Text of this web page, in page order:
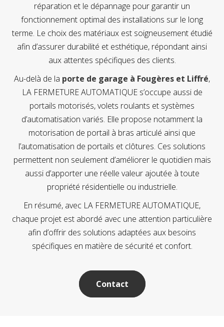
réparation et le dépannage pour garantir un
fonctionnement optimal des installations sur le long
terme. Le choix des matériaux est soigneusement étudié
afin d’assurer durabilité et esthétique, répondant ainsi
aux attentes spécifiques des clients.
Au-delà de la porte de garage à Fougères et Liffré,
LA FERMETURE AUTOMATIQUE s’occupe aussi de
portails motorisés, volets roulants et systèmes
d’automatisation variés. Elle propose notamment la
motorisation de portail à bras articulé ainsi que
l’automatisation de portails et clôtures. Ces solutions
permettent non seulement d’améliorer le quotidien mais
aussi d’apporter une réelle valeur ajoutée à toute
propriété résidentielle ou industrielle.
En résumé, avec LA FERMETURE AUTOMATIQUE,
chaque projet est abordé avec une attention particulière
afin d’offrir des solutions adaptées aux besoins
spécifiques en matière de sécurité et confort.
Contact